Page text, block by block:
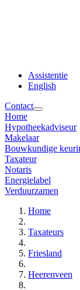
Assistentie
English
Contact
Home
Hypotheekadviseur
Makelaar
Bouwkundige
Taxateur
Notaris
Energielabel
Verduurzamen
Home
Taxateurs
Friesland
Heerenveen